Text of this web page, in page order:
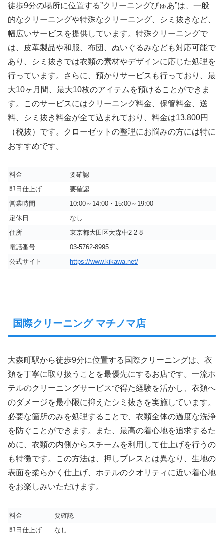
徒歩9分の場所に位置する”クリーニングぴゅあ”は、一般
的なクリーニングや特殊なクリーニング、シミ抜きなど、
幅広いサービスを提供しています。特殊クリーニングで
は、皮革製品や和服、布団、ぬいぐるみなども対応可能で
あり、シミ抜きでは衣類の素材やデザインに応じた処理を
行っています。さらに、預かりサービスも行っており、最
大10ヶ月間、最大10枚のアイテムを預けることができま
す。このサービスにはクリーニング料金、保管料金、送
料、シミ抜き料金が全て込まれており、料金は13,800円
（税抜）です。クローゼットの整理にお悩みの方には特に
おすすめです。
料金
要確認
即日仕上げ
要確認
営業時間
10:00～14:00・15:00～19:00
定休日
なし
住所
東京都大田区大森中2-2-8
電話番号
03-5762-8995
公式サイト
https://www.kikawa.net/
国際クリーニング マチノマ店
大森町駅から徒歩9分に位置する国際クリーニングは、衣
類を丁寧に取り扱うことを最優先にするお店です。一流ホ
テルのクリーニングサービスで得た経験を活かし、衣類へ
のダメージを最小限に抑えたシミ抜きを実施しています。
必要な箇所のみを処理することで、衣類全体の過度な洗浄
を防ぐことができます。また、最高の着心地を追求するた
めに、衣類の内側からスチームを利用して仕上げを行うの
も特徴です。この方法は、押しプレスとは異なり、生地の
表面を柔らかく仕上げ、ホテルのクオリティに近い着心地
をお楽しみいただけます。
料金
要確認
即日仕上げ
なし